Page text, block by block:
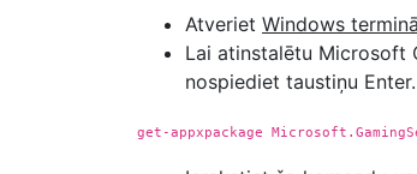
Atveriet Windows
Lai atinstalētu Microsoft
nospiediet taustiņu Enter.
get-appxpackage